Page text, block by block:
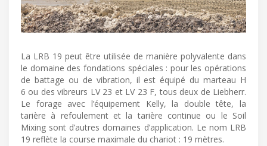
La LRB 19 peut être utilisée de manière polyvalente dans
le domaine des fondations spéciales : pour les opérations
de battage ou de vibration, il est équipé du marteau H
6 ou des vibreurs LV 23 et LV 23 F, tous deux de Liebherr.
Le forage avec l’équipement Kelly, la double tête, la
tarière à refoulement et la tarière continue ou le Soil
Mixing sont d’autres domaines d’application. Le nom LRB
19 reflète la course maximale du chariot : 19 mètres.